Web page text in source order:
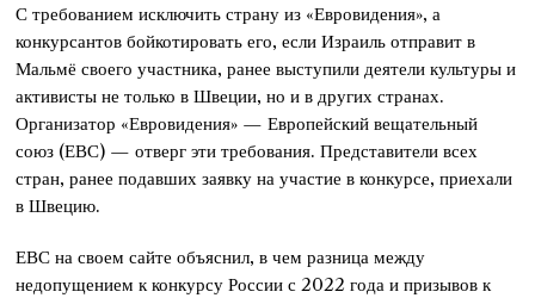
С требованием исключить страну из «Евровидения», а
конкурсантов бойкотировать его, если Израиль отправит в
Мальмё своего участника, ранее выступили деятели культуры и
активисты не только в Швеции, но и в других странах.
Организатор «Евровидения» — Европейский вещательный
союз (ЕВС) — отверг эти требования. Представители всех
стран, ранее подавших заявку на участие в конкурсе, приехали
в Швецию.
ЕВС на своем сайте объяснил, в чем разница между
недопущением к конкурсу России с 2022 года и призывов к